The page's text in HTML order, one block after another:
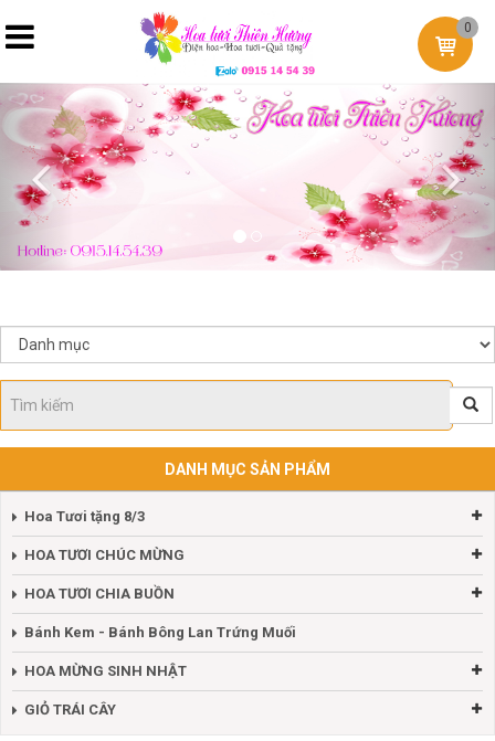
0
Previous
DANH MỤC SẢN PHẨM
Hoa Tươi tặng 8/3
HOA TƯƠI CHÚC MỪNG
HOA TƯƠI CHIA BUỒN
Bánh Kem - Bánh Bông Lan Trứng Muối
HOA MỪNG SINH NHẬT
GIỎ TRÁI CÂY